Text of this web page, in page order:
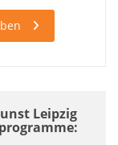
Leipzig